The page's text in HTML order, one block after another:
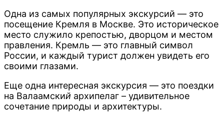
Одна из самых популярных экскурсий — это
посещение Кремля в Москве. Это историческое
место служило крепостью, дворцом и местом
правления. Кремль — это главный символ
России, и каждый турист должен увидеть его
своими глазами.
Еще одна интересная экскурсия — это поездки
на Валаамский архипелаг – удивительное
сочетание природы и архитектуры.